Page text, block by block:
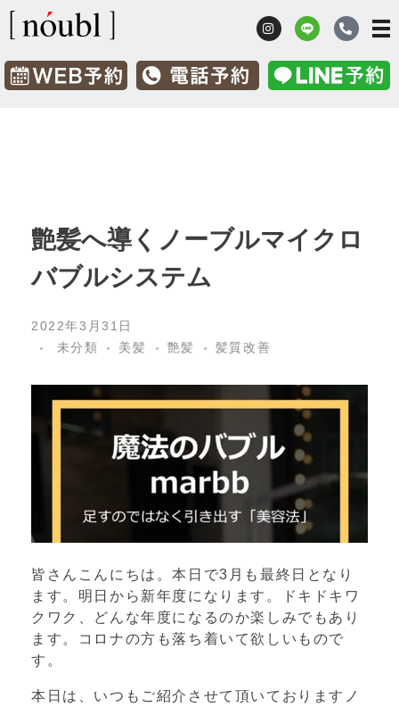
艶髪へ導くノーブルマイクロ
バブルシステム
2022年3月31日
未分類
美髪 艶髪 髪質改善
皆さんこんにちは。本日で3月も最終日となり
ます。明日から新年度になります。ドキドキワ
クワク、どんな年度になるのか楽しみでもあり
ます。コロナの方も落ち着いて欲しいもので
す。
本日は、いつもご紹介させて頂いておりますノ